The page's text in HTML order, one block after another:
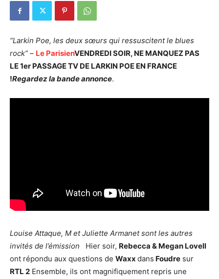
“Larkin Poe, les deux sœurs qui ressuscitent le blues
rock” – Le ParisienVENDREDI SOIR, NE MANQUEZ PAS
LE 1er PASSAGE TV DE LARKIN POE EN FRANCE
!Regardez la bande annonce.
Louise Attaque, M et Juliette Armanet sont les autres
invités de l’émission Hier soir, Rebecca & Megan Lovell
ont répondu aux questions de Waxx dans Foudre sur
RTL 2 Ensemble, ils ont magnifiquement repris une